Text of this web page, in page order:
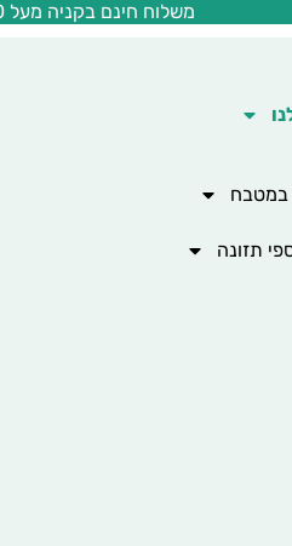
משלוח חינם בקניה מעל 500 ש"ח
במטבח
תזונה